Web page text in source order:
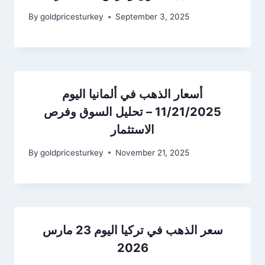
By goldpricesturkey September 3, 2025
أسعار الذهب في ألمانيا اليوم
11/21/2025 – تحليل السوق وفرص
الاستثمار
By goldpricesturkey November 21, 2025
سعر الذهب في تركيا اليوم 23 مارس
2026